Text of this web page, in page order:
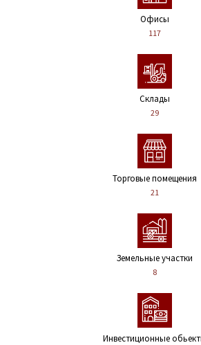
Офисы
117
Склады
29
Торговые помещения
21
Земельные участки
8
Инвестиционные